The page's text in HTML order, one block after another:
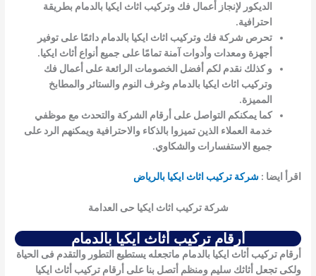
الديكور لإنجاز أعمالفك وتركيب اثاث ايكيا بالدمام بطريقة
احترافية.
تحرص شركةفك وتركيب اثاث ايكيا بالدمام دائمًا على توفير
أجهزة ومعدات وأدوات آمنة تمامًا على جميع أنواع أثاث ايكيا.
و كذلك نقدم لكم أفضل الخصومات الرائعة على أعمالفك
وتركيب اثاث ايكيا بالدمام وغرف النوم والستائر والمطابخ
المميزة.
كما يمكنكم التواصل على أرقام الشركة والتحدث مع موظفي
خدمة العملاء الذين تميزوا بالذكاء والاحترافية ويمكنهم الرد على
جميع الاستفسارات والشكاوي.
اقرأ ايضا :شركة تركيب اثاث ايكيا بالرياض
شركة تركيب اثاث ايكيا حى العدامة
أرقام تركيب أثاث ايكيا بالدمام
أرقام تركيب أثاث ايكيا بالدمام ماتجعله يستطيع التطور والتقدم فى الحياة
ولكى تجعل أثاثك سليم ومنظم أتصل بنا على أرقام تركيب أثاث ايكيا